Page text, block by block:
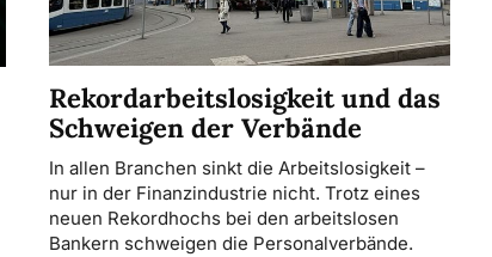
Rekordarbeitslosigkeit und das
Schweigen der Verbände
In allen Branchen sinkt die Arbeitslosigkeit –
nur in der Finanzindustrie nicht. Trotz eines
neuen Rekordhochs bei den arbeitslosen
Bankern schweigen die Personalverbände.